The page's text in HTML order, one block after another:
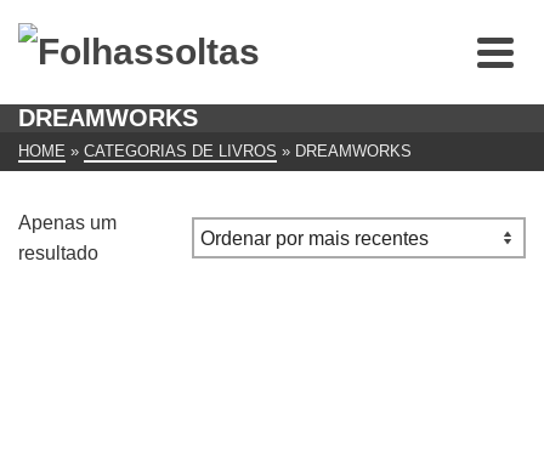
DREAMWORKS
HOME » CATEGORIAS DE LIVROS » DREAMWORKS
Apenas um
resultado